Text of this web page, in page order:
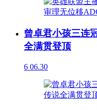
曾卓君小孩三连
全满贯登顶
6 06.30